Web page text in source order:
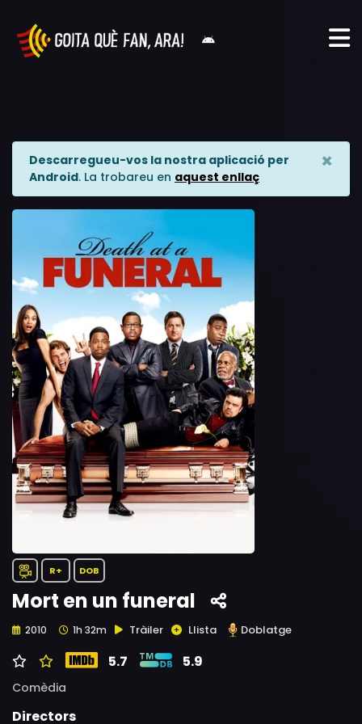
Descarregueu-vos la nostra aplicació per
Android. La trobareu en aquest enllaç
×
R+ DOB
Mort en un funeral
2010 1h 32m Tràiler Llista Doblatge
5.7 5.9
Comèdia
Directors